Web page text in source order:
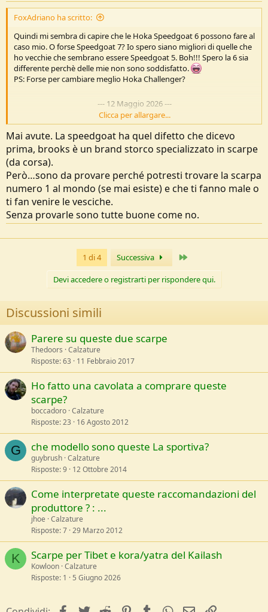
FoxAdriano ha scritto:
Quindi mi sembra di capire che le Hoka Speedgoat 6 possono fare al
caso mio. O forse Speedgoat 7? Io spero siano migliori di quelle che
ho vecchie che sembrano essere Speedgoat 5. Boh!!! Spero la 6 sia
differente perchè delle mie non sono soddisfatto.
PS: Forse per cambiare meglio Hoka Challenger?
--- 12 Maggio 2026---
A questo punto, dopo aver studiato sulla carta, sto pensando di
comprare una delle due scarpe e cioè la Brooks Cascadia 19 e la
Speedgoat 7. Secondo voi quale è più versatile per farci un po' di
tutto?
Clicca per allargare...
Mai avute. La speedgoat ha quel difetto che dicevo
prima, brooks è un brand storco specializzato in scarpe
(da corsa).
Però…sono da provare perché potresti trovare la scarpa
numero 1 al mondo (se mai esiste) e che ti fanno male o
ti fan venire le vesciche.
Senza provarle sono tutte buone come no.
1 di 4 Successiva
Devi accedere o registrarti per rispondere qui.
Discussioni simili
Parere su queste due scarpe
Thedoors Calzature
Risposte 63 11 Febbraio 2017
Ho fatto una cavolata a comprare queste
scarpe?
boccadoro Calzature
Risposte 23 16 Agosto 2012
G che modello sono queste La sportiva?
guybrush Calzature
Risposte 9 12 Ottobre 2014
Come interpretate queste raccomandazioni del
produttore ? : ...
jhoe Calzature
Risposte 7 29 Marzo 2012
K Scarpe per Tibet e kora/yatra del Kailash
Kowloon Calzature
Risposte 1 5 Giugno 2026